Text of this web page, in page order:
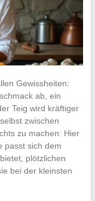
Gewissheiten:
ab, ein
Teig wird kräftiger
zwischen
zu machen: Hier
passt sich dem
plötzlichen
bei der kleinsten